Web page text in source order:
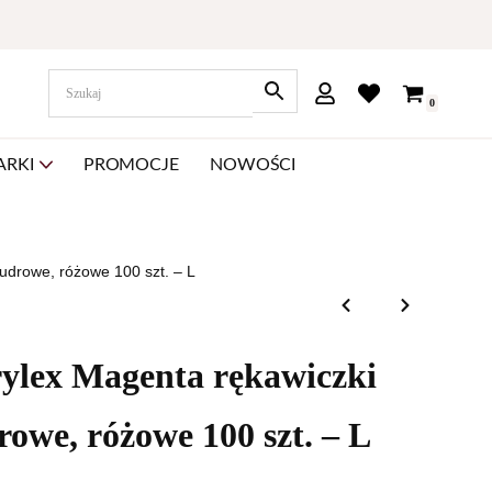
0
PROMOCJE NOWOŚCI
różowe 100 szt. – L
Magenta rękawiczki
różowe 100 szt. – L